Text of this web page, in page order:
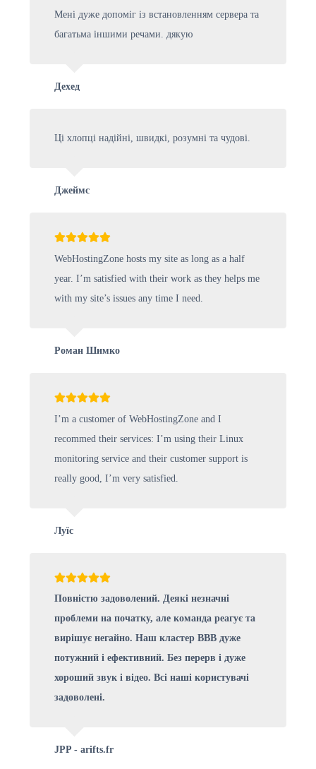
Мені дуже допоміг із встановленням сервера та
багатьма іншими речами. дякую
Дехед
Ці хлопці надійні, швидкі, розумні та чудові.
Джеймс
WebHostingZone hosts my site as long as a half
year. I’m satisfied with their work as they helps me
with my site’s issues any time I need.
Роман Шимко
I’m a customer of WebHostingZone and I
recommed their services: I’m using their Linux
monitoring service and their customer support is
really good, I’m very satisfied.
Луїс
Повністю задоволений. Деякі незначні
проблеми на початку, але команда реагує та
вирішує негайно. Наш кластер BBB дуже
потужний і ефективний. Без перерв і дуже
хороший звук і відео. Всі наші користувачі
задоволені.
JPP - arifts.fr